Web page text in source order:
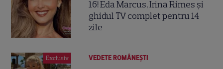
16! Eda Marcus, Irina Rimes și
ghidul TV complet pentru 14
zile
Exclusiv VEDETE ROMÂNEŞTI